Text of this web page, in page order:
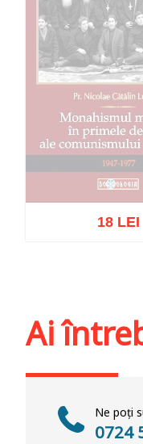
18 LEI
Ai
Ne poți
0724